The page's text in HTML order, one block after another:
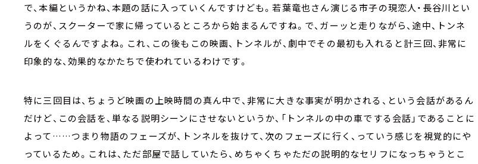
で、本編というかね、本題の話に入っていくんですけども。若葉竜也さん演じる市子の現恋人・長谷川とい
うのが、スクーターで家に帰っているところから始まるんですね。で、ガーッと走りながら、途中、トンネ
ルをくぐるんですよね。これ、この後もこの映画、トンネルが、劇中でその最初も入れると計三回、非常に
印象的な、効果的なかたちで使われているわけです。
特に三回目は、ちょうど映画の上映時間の真ん中で、非常に大きな事実が明かされる、という会話があるん
だけど、この会話を、単なる説明シーンにさせないというか、「トンネルの中の車でする会話」であることに
よって……つまり物語のフェーズが、トンネルを抜けて、次のフェーズに行く、っていう感じを視覚的にや
っているため。これは、ただ部屋で話していたら、めちゃくちゃただの説明的なセリフになっちゃうとこ